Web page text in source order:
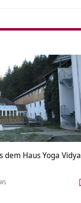
dem Haus Yoga Vidya